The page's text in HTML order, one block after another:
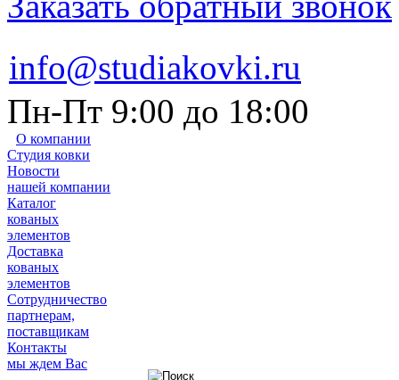
info@studiakovki.ru
Пн-Пт 9:00 до 18:00
О компании
Студия ковки
Новости
нашей компании
Каталог
кованых
элементов
Доставка
кованых
элементов
Сотрудничество
партнерам,
поставщикам
Контакты
мы ждем Вас